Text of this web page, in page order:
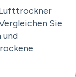
Lufttrockner
Sie
und